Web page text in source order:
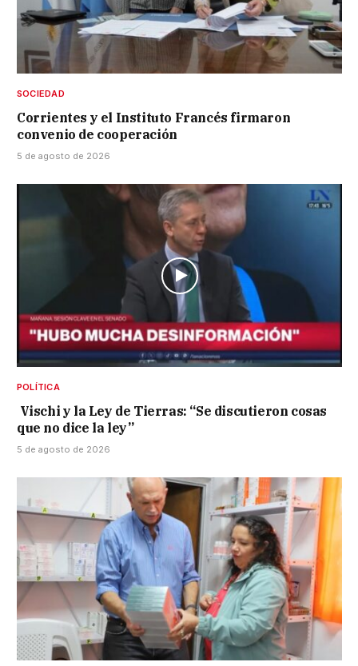
SOCIEDAD
Corrientes y el Instituto Francés firmaron
convenio de cooperación
5 de agosto de 2026
POLÍTICA
Vischi y la Ley de Tierras: “Se discutieron cosas
que no dice la ley”
5 de agosto de 2026